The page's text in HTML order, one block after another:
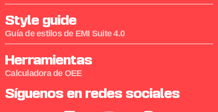
Style guide
Guía de estilos de EMI Suite 4.0
Herramientas
Calculadora de OEE
Síguenos en redes sociales